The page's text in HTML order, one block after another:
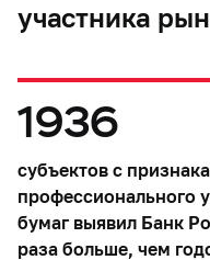
участника
1936
субъектов с
профессионального
бумаг выявил Банк
раза больше, чем